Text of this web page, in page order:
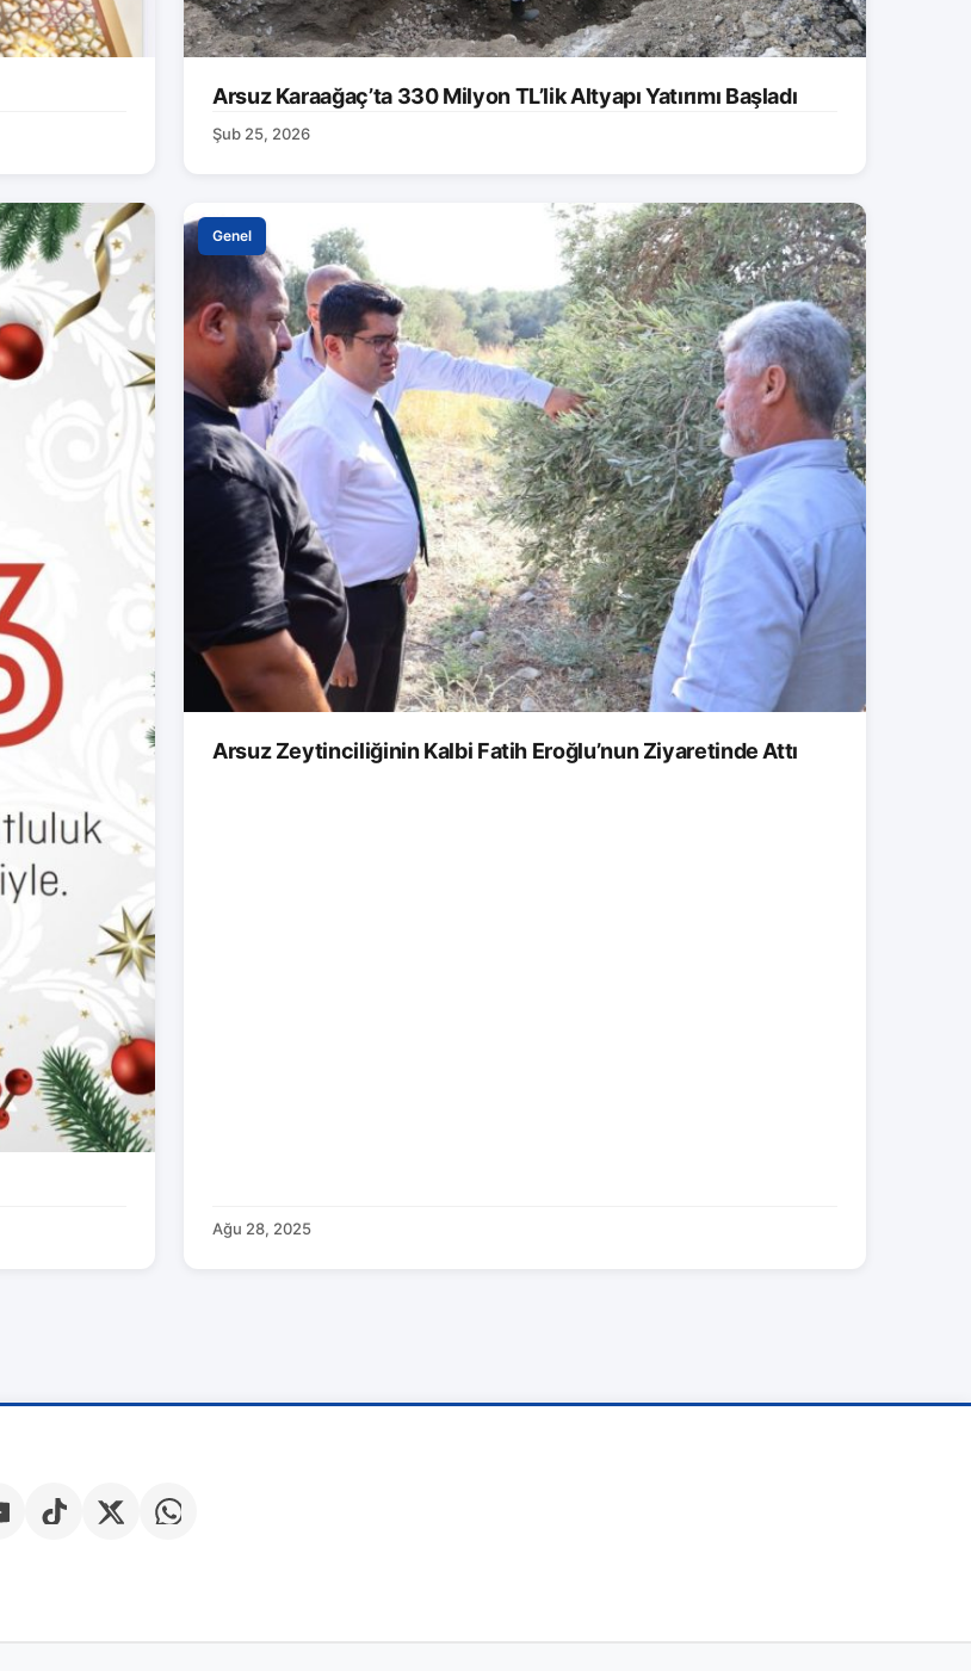
Arsuz Karaağaç’ta 330 Milyon TL’lik Altyapı Yatırımı Başladı
Şub 25, 2026
Genel
Arsuz Zeytinciliğinin Kalbi Fatih Eroğlu’nun Ziyaretinde Attı
Ağu 28, 2025